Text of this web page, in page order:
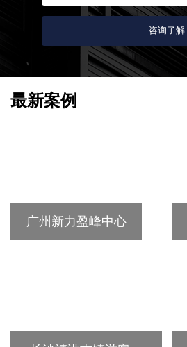
州绿地空港国际中心广州摄影
深圳大疆旗舰店
最新案例